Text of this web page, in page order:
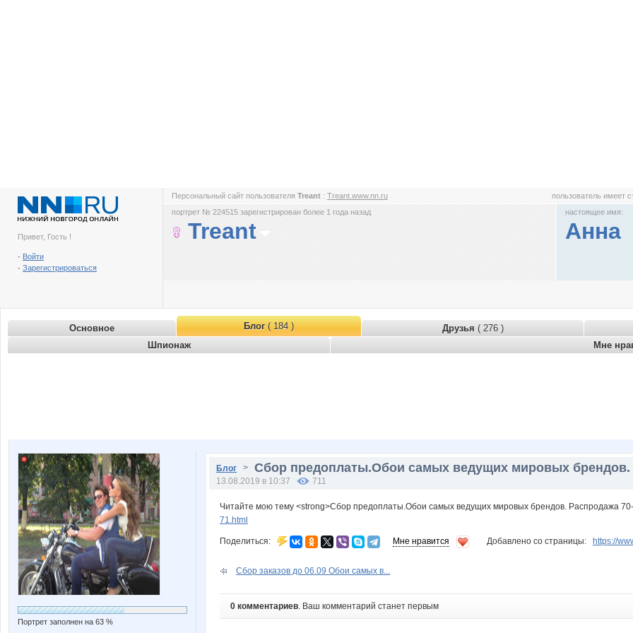
Привет, Гость !
- Войти
- Зарегистрироваться
Персональный сайт пользователя Treant : Treant.www.nn.ru пользователь имеет
портрет № 224515 зарегистрирован более 1 года назад
Treant
настоящее имя:
Анна
Основное Блог( 184 ) Друзья ( 276 )
Шпионаж
Мне
Портрет заполнен на 63 %
Блог > Сбор предоплаты.Обои самых ведущих мировых брендов.
13.08.2019 в 10:37 711
Читайте мою тему <strong>Сбор предоплаты.Обои самых ведущих мировых брендов. Распродажа
71.html
Поделиться: Мне нравится Добавлено со страницы: https://
Сбор заказов до 06.09 Обои самых в...
0 комментариев. Ваш комментарий станет первым